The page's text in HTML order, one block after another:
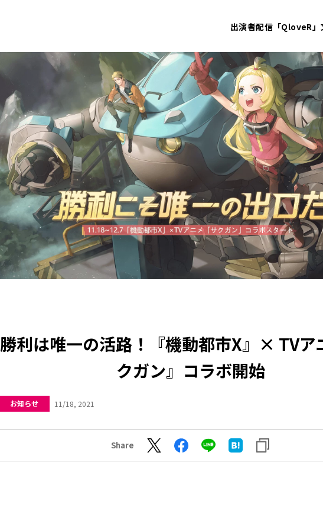
出演者配信「QloveR」
勝利は唯一の活路！『機動都市X』× TVア
クガン』コラボ開始
お知らせ 11/18, 2021
Share